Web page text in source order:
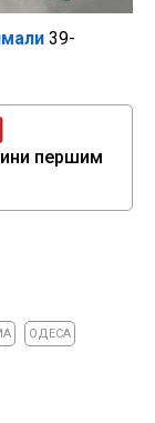
39-
першим
ОДЕСА